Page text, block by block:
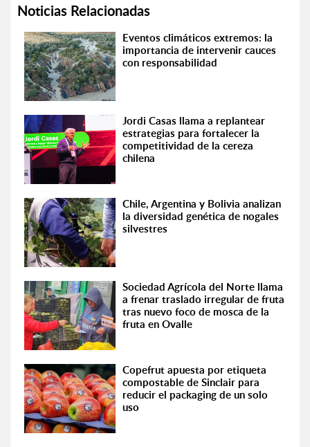
Noticias Relacionadas
Eventos climáticos extremos: la
importancia de intervenir cauces
con responsabilidad
Jordi Casas llama a replantear
estrategias para fortalecer la
competitividad de la cereza
chilena
Chile, Argentina y Bolivia analizan
la diversidad genética de nogales
silvestres
Sociedad Agrícola del Norte llama
a frenar traslado irregular de fruta
tras nuevo foco de mosca de la
fruta en Ovalle
Copefrut apuesta por etiqueta
compostable de Sinclair para
reducir el packaging de un solo
uso